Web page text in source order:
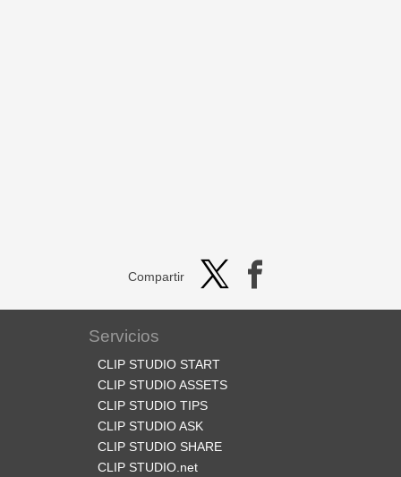
Compartir
Servicios
CLIP STUDIO START
CLIP STUDIO ASSETS
CLIP STUDIO TIPS
CLIP STUDIO ASK
CLIP STUDIO SHARE
CLIP STUDIO.net